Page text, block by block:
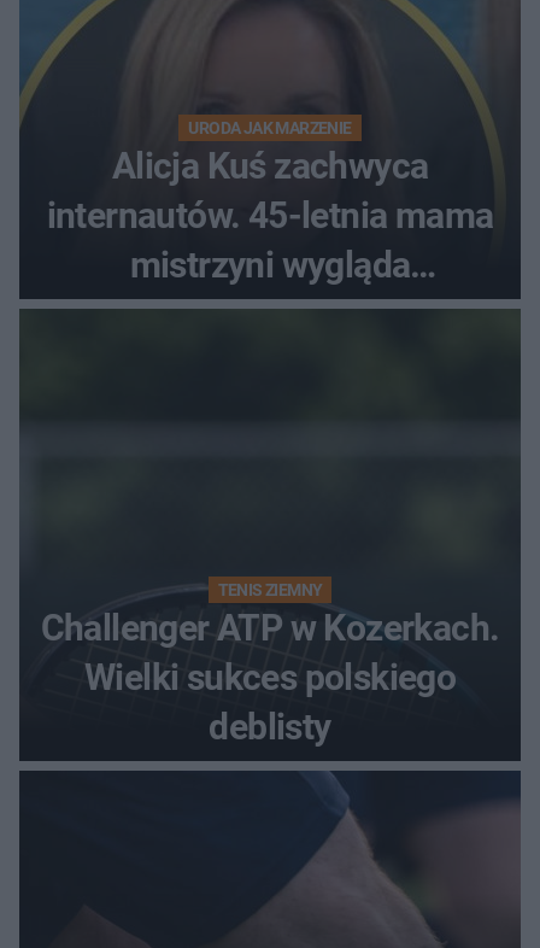
URODA JAK MARZENIE
Alicja Kuś zachwyca
internautów. 45-letnia mama
mistrzyni wygląda
zjawiskowo
TENIS ZIEMNY
Challenger ATP w Kozerkach.
Wielki sukces polskiego
deblisty